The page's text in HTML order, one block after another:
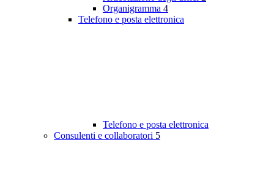
Organigramma 4
Telefono e posta elettronica
Telefono e posta elettronica
Consulenti e collaboratori 5